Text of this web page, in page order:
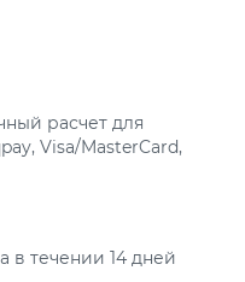
расчет для
Visa/MasterCard,
в течении 14 дней